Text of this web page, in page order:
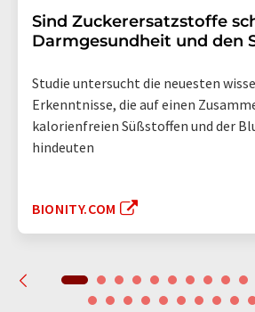
Sind Zuckerersatzstoffe
Darmgesundheit und den
Studie untersucht die neuesten
Erkenntnisse, die auf einen
kalorienfreien Süßstoffen und der
hindeuten
BIONITY.COM